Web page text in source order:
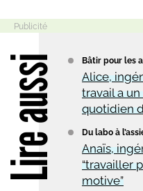
Bâtir pour les
Alice,
travail a
quotidien
Du labo à
Anaïs,
“travailler
motive”